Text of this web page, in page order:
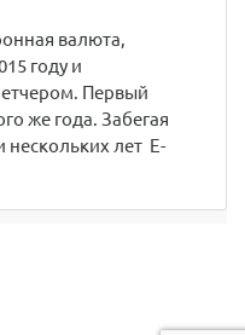
валюта,
году и
Первый
же года. Забегая
нескольких лет E-